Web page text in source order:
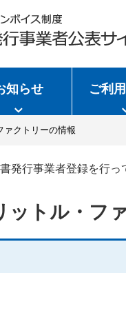
知らせ ご利
ァクトリーの情報
発行事業者登録を行っ
ットル・フ